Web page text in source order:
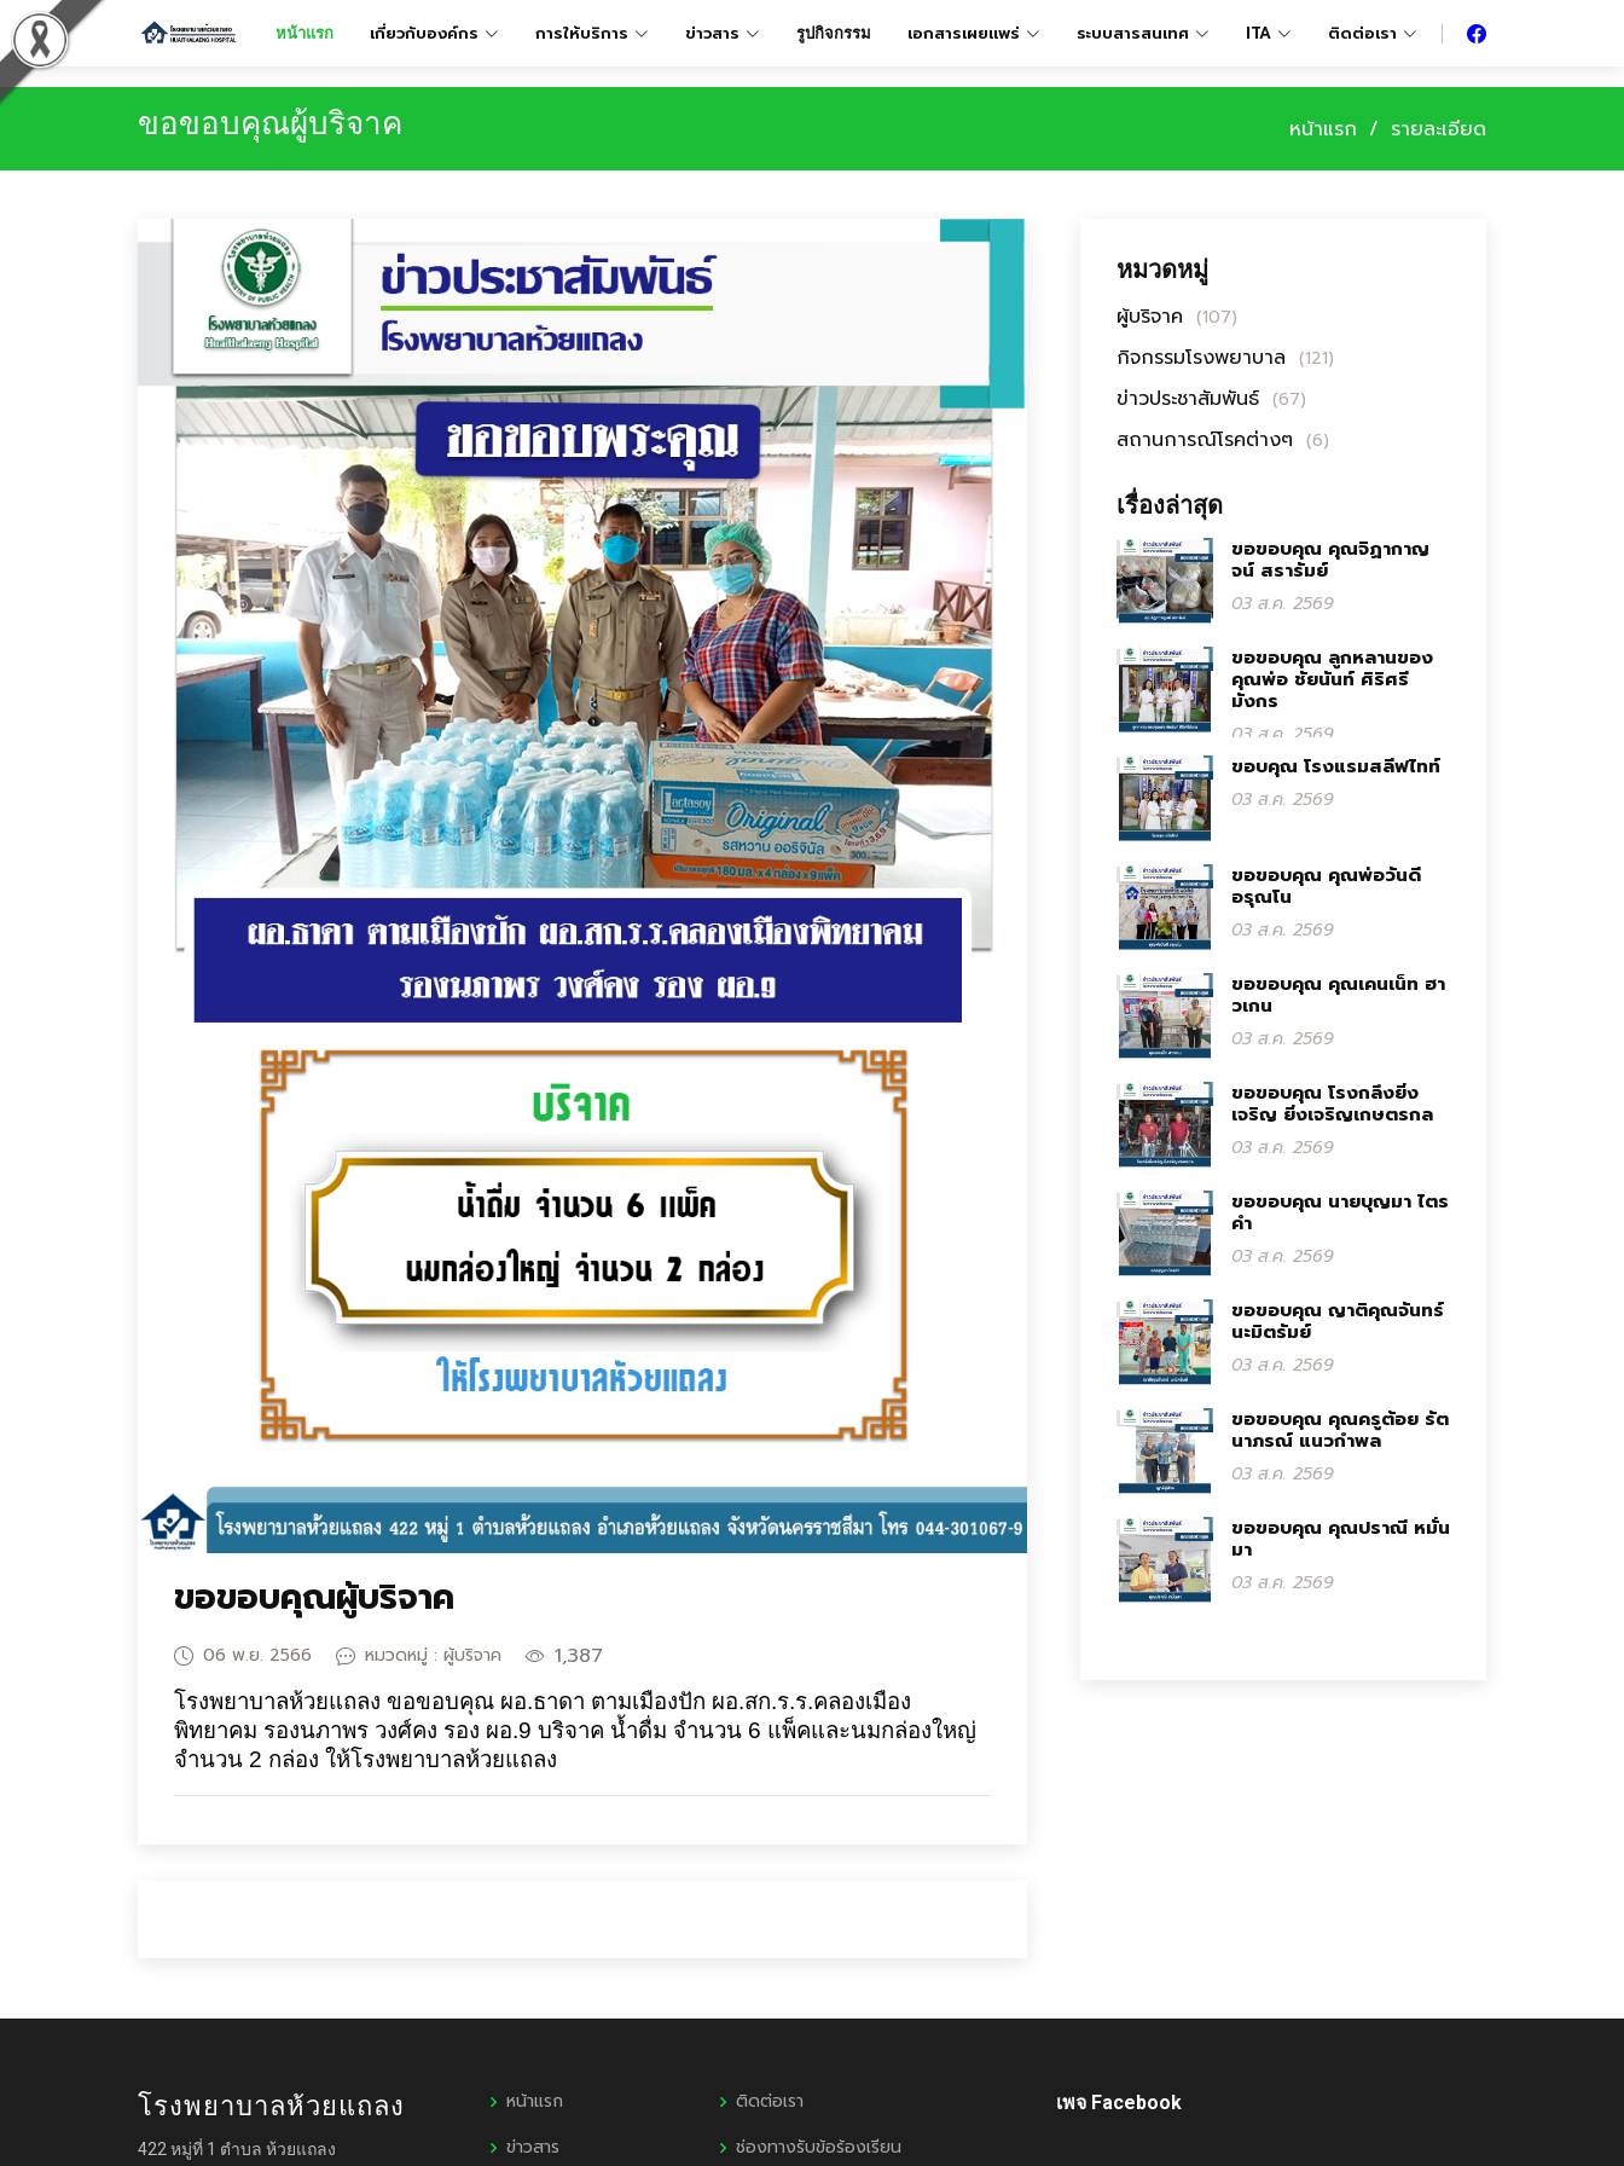
หน้าแรก เกี่ยวกับองค์กร การให้บริการ ข่าวสาร รูปกิจกรรม เอกสารเผยเเพร่ ระบบสารสนเทศ ITA ติดต่อเรา
ขอขอบคุณผู้บริจาค หน้าแรก รายละเอียด
ขอขอบคุณผู้บริจาค
06 พ.ย. 2566 หมวดหมู่ : ผู้บริจาค 1,387
โรงพยาบาลห้วยแถลง ขอขอบคุณ ผอ.ธาดา ตามเมืองปัก ผอ.สก.ร.ร.คลองเมือง
พิทยาคม รองนภาพร วงศ์คง รอง ผอ.9 บริจาค น้ำดื่ม จำนวน 6 แพ็คและนมกล่องใหญ่
จำนวน 2 กล่อง ให้โรงพยาบาลห้วยแถลง
หมวดหมู่
ผู้บริจาค (107)
กิจกรรมโรงพยาบาล (121)
ข่าวประชาสัมพันธ์ (67)
สถานการณ์โรคต่างๆ (6)
เรื่องล่าสุด
ขอขอบคุณ คุณจิฏากาญ
จน์ สรารัมย์
03 ส.ค. 2569
ขอขอบคุณ ลูกหลานของ
คุณพ่อ ชัยนันท์ ศิริศรี
มังกร
03 ส.ค. 2569
ขอบคุณ โรงแรมสลีฟไทท์
03 ส.ค. 2569
ขอขอบคุณ คุณพ่อวันดี
อรุณโน
03 ส.ค. 2569
ขอขอบคุณ คุณเคนเน็ท ฮา
วเกน
03 ส.ค. 2569
ขอขอบคุณ โรงกลึงยิ่ง
เจริญ ยิ่งเจริญเกษตรกล
03 ส.ค. 2569
ขอขอบคุณ นายบุญมา ไตร
คำ
03 ส.ค. 2569
ขอขอบคุณ ญาติคุณจันทร์
นะมิตรัมย์
03 ส.ค. 2569
ขอขอบคุณ คุณครูต้อย รัต
นาภรณ์ แนวกำพล
03 ส.ค. 2569
ขอขอบคุณ คุณปราณี หมั่น
มา
03 ส.ค. 2569
โรงพยาบาลห้วยแถลง
422 หมู่ที่ 1 ตำบล ห้วยแถลง
หน้าแรก
ข่าวสาร
ติดต่อเรา
ช่องทางรับข้อร้องเรียน
เพจ Facebook